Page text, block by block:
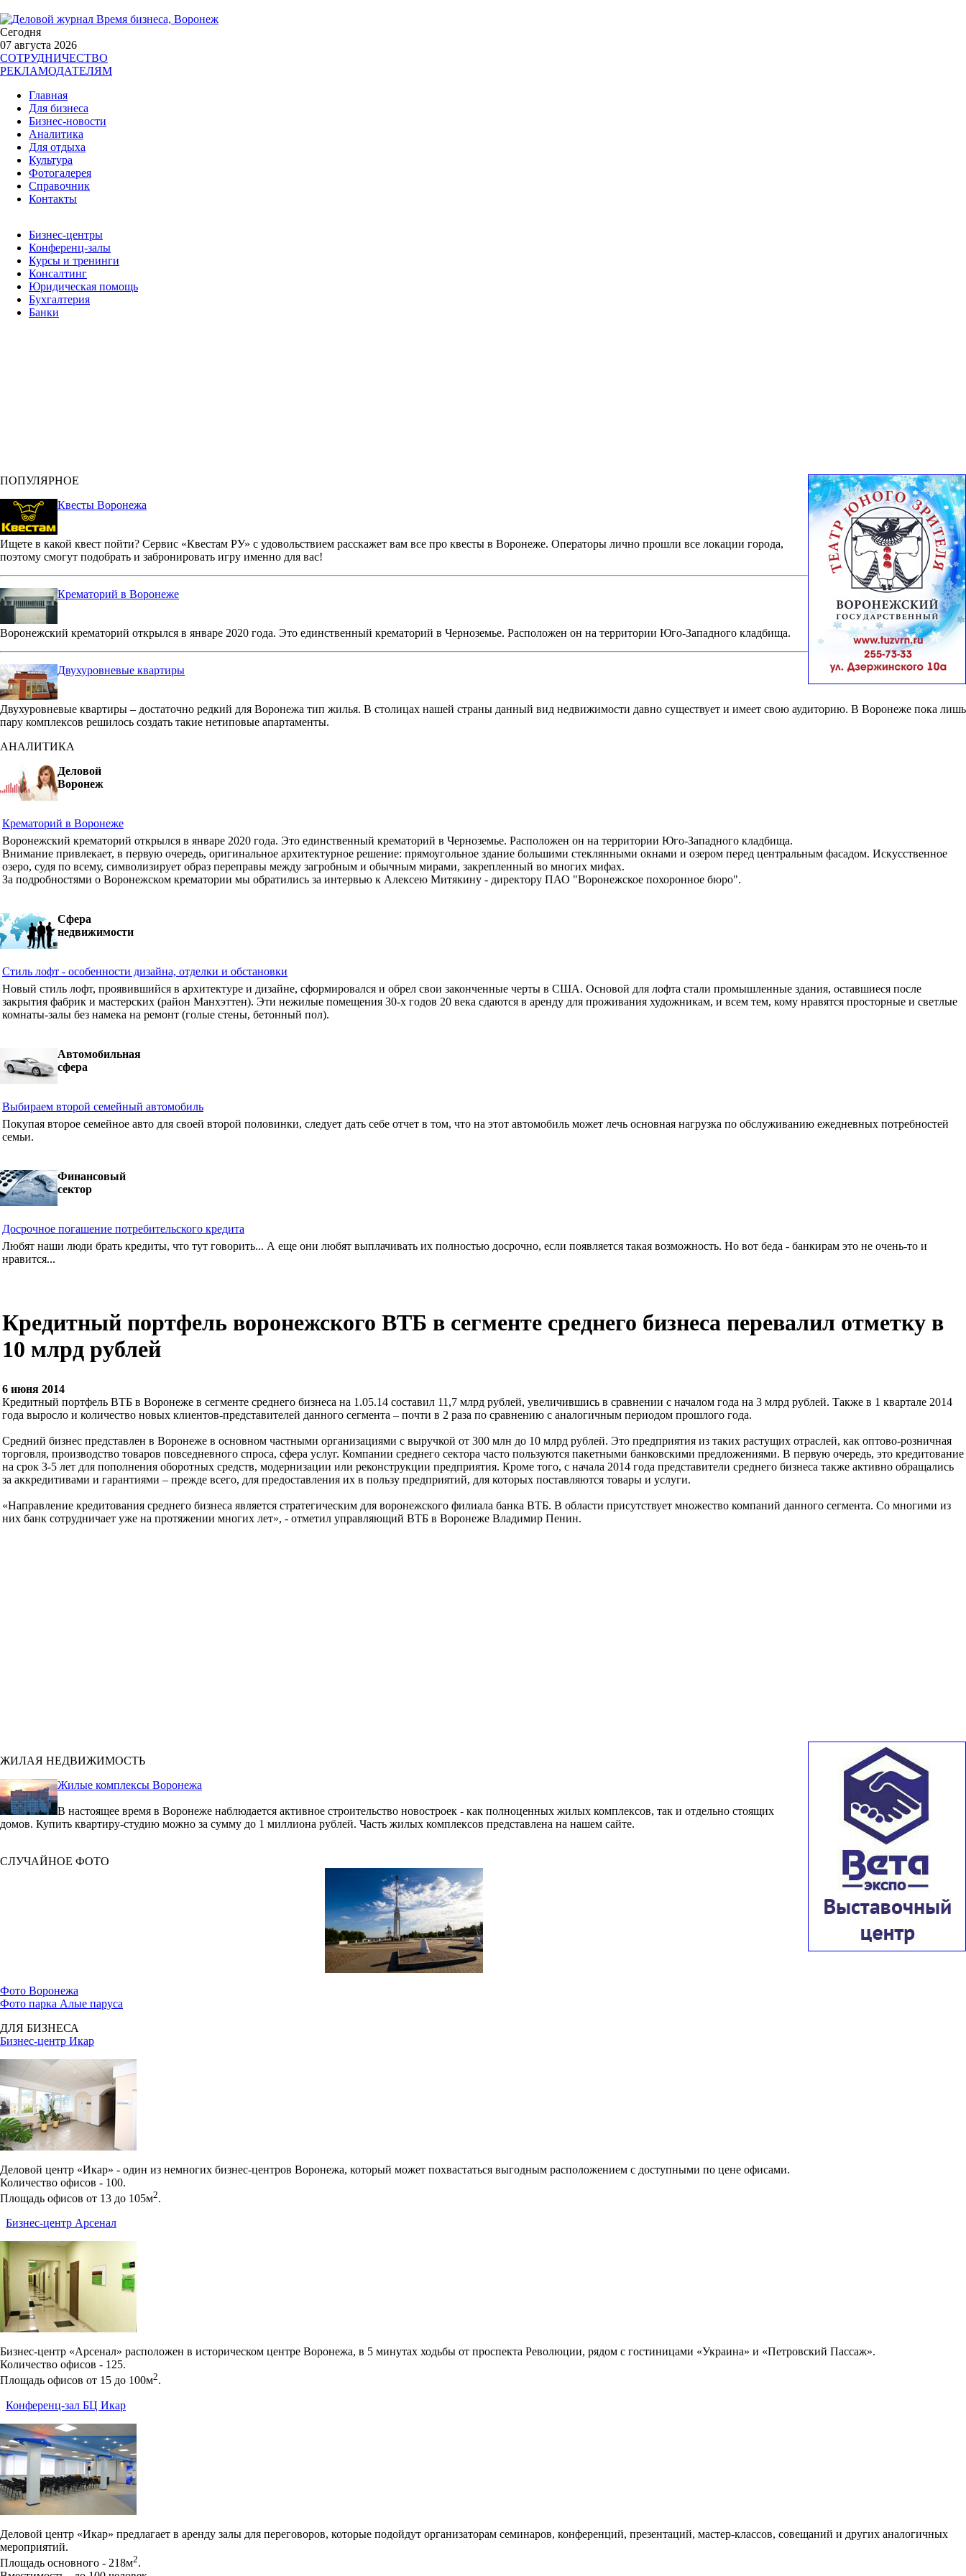
Сегодня
07 августа 2026
СОТРУДНИЧЕСТВО
РЕКЛАМОДАТЕЛЯМ
Главная
Для бизнеса
Бизнес-новости
Аналитика
Для отдыха
Культура
Фотогалерея
Справочник
Контакты
Бизнес-центры
Конференц-залы
Курсы и тренинги
Консалтинг
Юридическая помощь
Бухгалтерия
Банки
ПОПУЛЯРНОЕ
Квесты Воронежа
Ищете в какой квест пойти? Сервис «Квестам РУ» с удовольствием расскажет вам все про квесты в Воронеже. Операторы лично прошли все локации города,
поэтому смогут подобрать и забронировать игру именно для вас!
Крематорий в Воронеже
Воронежский крематорий открылся в январе 2020 года. Это единственный крематорий в Черноземье. Расположен он на территории Юго-Западного кладбища.
Двухуровневые квартиры
Двухуровневые квартиры – достаточно редкий для Воронежа тип жилья. В столицах нашей страны данный вид недвижимости давно существует и имеет свою аудиторию. В Воронеже пока лишь
пару комплексов решилось создать такие нетиповые апартаменты.
АНАЛИТИКА
Деловой
Воронеж
Крематорий в Воронеже
Воронежский крематорий открылся в январе 2020 года. Это единственный крематорий в Черноземье. Расположен он на территории Юго-Западного кладбища.
Внимание привлекает, в первую очередь, оригинальное архитектурное решение: прямоугольное здание большими стеклянными окнами и озером перед центральным фасадом. Искусственное
озеро, судя по всему, символизирует образ переправы между загробным и обычным мирами, закрепленный во многих мифах.
За подробностями о Воронежском крематории мы обратились за интервью к Алексею Митякину - директору ПАО "Воронежское похоронное бюро".
Сфера
недвижимости
Стиль лофт - особенности дизайна, отделки и обстановки
Новый стиль лофт, проявившийся в архитектуре и дизайне, сформировался и обрел свои законченные черты в США. Основой для лофта стали промышленные здания, оставшиеся после
закрытия фабрик и мастерских (район Манхэттен). Эти нежилые помещения 30-х годов 20 века сдаются в аренду для проживания художникам, и всем тем, кому нравятся просторные и светлые
комнаты-залы без намека на ремонт (голые стены, бетонный пол).
Автомобильная
сфера
Выбираем второй семейный автомобиль
Покупая второе семейное авто для своей второй половинки, следует дать себе отчет в том, что на этот автомобиль может лечь основная нагрузка по обслуживанию ежедневных потребностей
семьи.
Финансовый
сектор
Досрочное погашение потребительского кредита
Любят наши люди брать кредиты, что тут говорить... А еще они любят выплачивать их полностью досрочно, если появляется такая возможность. Но вот беда - банкирам это не очень-то и
нравится...
Кредитный портфель воронежского ВТБ в сегменте среднего бизнеса перевалил отметку в
10 млрд рублей
6 июня 2014
Кредитный портфель ВТБ в Воронеже в сегменте среднего бизнеса на 1.05.14 составил 11,7 млрд рублей, увеличившись в сравнении с началом года на 3 млрд рублей. Также в 1 квартале 2014
года выросло и количество новых клиентов-представителей данного сегмента – почти в 2 раза по сравнению с аналогичным периодом прошлого года.
Средний бизнес представлен в Воронеже в основном частными организациями с выручкой от 300 млн до 10 млрд рублей. Это предприятия из таких растущих отраслей, как оптово-розничная
торговля, производство товаров повседневного спроса, сфера услуг. Компании среднего сектора часто пользуются пакетными банковскими предложениями. В первую очередь, это кредитование
на срок 3-5 лет для пополнения оборотных средств, модернизации или реконструкции предприятия. Кроме того, с начала 2014 года представители среднего бизнеса также активно обращались
за аккредитивами и гарантиями – прежде всего, для предоставления их в пользу предприятий, для которых поставляются товары и услуги.
«Направление кредитования среднего бизнеса является стратегическим для воронежского филиала банка ВТБ. В области присутствует множество компаний данного сегмента. Со многими из
них банк сотрудничает уже на протяжении многих лет», - отметил управляющий ВТБ в Воронеже Владимир Пенин.
ЖИЛАЯ НЕДВИЖИМОСТЬ
Жилые комплексы Воронежа
В настоящее время в Воронеже наблюдается активное строительство новостроек - как полноценных жилых комплексов, так и отдельно стоящих
домов. Купить квартиру-студию можно за сумму до 1 миллиона рублей. Часть жилых комплексов представлена на нашем сайте.
СЛУЧАЙНОЕ ФОТО
Фото Воронежа
Фото парка Алые паруса
ДЛЯ БИЗНЕСА
Бизнес-центр Икар
Деловой центр «Икар» - один из немногих бизнес-центров Воронежа, который может похвастаться выгодным расположением с доступными по цене офисами.
Количество офисов - 100.
Площадь офисов от 13 до 105м2.
Бизнес-центр Арсенал
Бизнес-центр «Арсенал» расположен в историческом центре Воронежа, в 5 минутах ходьбы от проспекта Революции, рядом с гостиницами «Украина» и «Петровский Пассаж».
Количество офисов - 125.
Площадь офисов от 15 до 100м2.
Конференц-зал БЦ Икар
Деловой центр «Икар» предлагает в аренду залы для переговоров, которые подойдут организаторам семинаров, конференций, презентаций, мастер-классов, совещаний и других аналогичных
мероприятий.
Площадь основного - 218м2.